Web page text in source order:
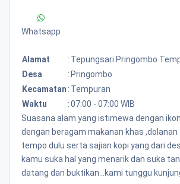
Whatsapp
Alamat : Tepungsari Pringombo
Desa
: Pringombo
Kecamatan : Tempuran
Waktu
:07:00 - 07:00 WIB
Suasana alam yang istimewa dengan
dengan beragam makanan khas ,dolanan
tempo dulu serta sajian kopi yang dari
kamu suka hal yang menarik dan suka
datang dan buktikan...kami tunggu